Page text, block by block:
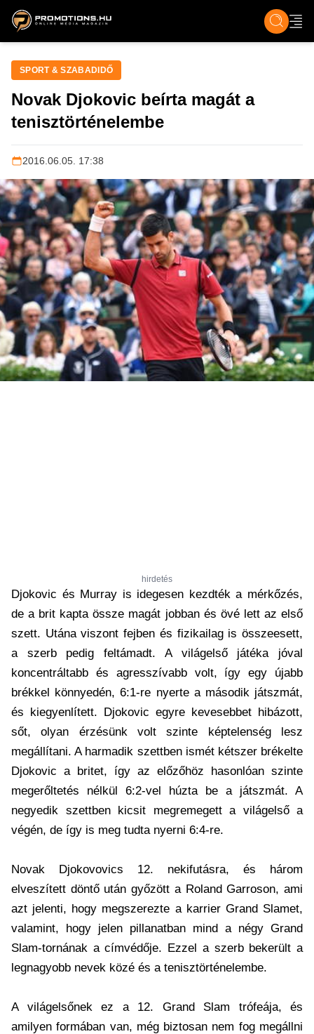
ZENE, FILM & KULT ÉLET TECH &
SPORT & SZABADIDŐ
Novak Djokovic beírta magát a
tenisztörténelembe
2016.06.05. 17:38
hirdetés
Djokovic és Murray is idegesen kezdték a mérkőzés,
de a brit kapta össze magát jobban és övé lett az első
szett. Utána viszont fejben és fizikailag is összeesett,
a szerb pedig feltámadt. A világelső játéka jóval
koncentráltabb és agresszívabb volt, így egy újabb
brékkel könnyedén, 6:1-re nyerte a második játszmát,
és kiegyenlített. Djokovic egyre kevesebbet hibázott,
sőt, olyan érzésünk volt szinte képtelenség lesz
megállítani. A harmadik szettben ismét kétszer brékelte
Djokovic a britet, így az előzőhöz hasonlóan szinte
megerőltetés nélkül 6:2-vel húzta be a játszmát. A
negyedik szettben kicsit megremegett a világelső a
végén, de így is meg tudta nyerni 6:4-re.
Novak Djokovovics 12. nekifutásra, és három
elveszített döntő után győzött a Roland Garroson, ami
azt jelenti, hogy megszerezte a karrier Grand Slamet,
valamint, hogy jelen pillanatban mind a négy Grand
Slam-tornának a címvédője. Ezzel a szerb bekerült a
legnagyobb nevek közé és a tenisztörténelembe.
A világelsőnek ez a 12. Grand Slam trófeája, és
amilyen formában van, még biztosan nem fog megállni